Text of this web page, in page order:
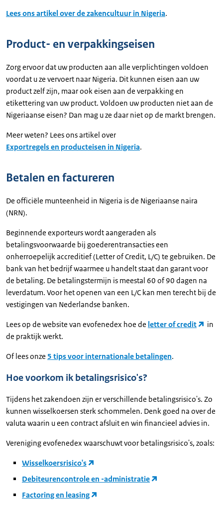
Lees ons artikel over de zakencultuur in Nigeria.
Product- en verpakkingseisen
Zorg ervoor dat uw producten aan alle verplichtingen voldoen
voordat u ze vervoert naar Nigeria. Dit kunnen eisen aan uw
product zelf zijn, maar ook eisen aan de verpakking en
etikettering van uw product. Voldoen uw producten niet aan de
Nigeriaanse eisen? Dan mag u ze daar niet op de markt brengen.
Meer weten? Lees ons artikel over
Exportregels en producteisen in Nigeria.
Betalen en factureren
De officiële munteenheid in Nigeria is de Nigeriaanse naira
(NRN).
Beginnende exporteurs wordt aangeraden als
betalingsvoorwaarde bij goederentransacties een
onherroepelijk accreditief (Letter of Credit, L/C) te gebruiken. De
bank van het bedrijf waarmee u handelt staat dan garant voor
de betaling. De betalingstermijn is meestal 60 of 90 dagen na
leverdatum. Voor het openen van een L/C kan men terecht bij de
vestigingen van Nederlandse banken.
Lees op de website van evofenedex hoe de letter of credit
in
de praktijk werkt.
Of lees onze 5 tips voor internationale betalingen.
Hoe voorkom ik betalingsrisico's?
Tijdens het zakendoen zijn er verschillende betalingsrisico's. Zo
kunnen wisselkoersen sterk schommelen. Denk goed na over de
valuta waarin u een contract afsluit en win financieel advies in.
Vereniging evofenedex waarschuwt voor betalingsrisico's, zoals:
Wisselkoersrisico's
Debiteurencontrole en -administratie
Factoring en leasing